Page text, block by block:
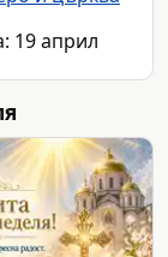
19 април